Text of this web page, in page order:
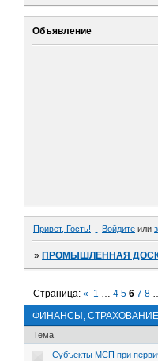
Объявление
Привет, Гость! Войдите или
»ПРОМЫШЛЕННАЯ
ФИНАНСЫ,
Страница:« 1 … 4 5 6 7 8
Тема
Субъекты МСП при